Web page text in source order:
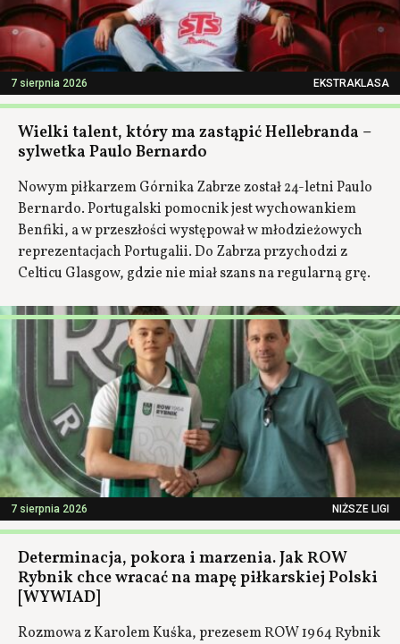
7 sierpnia 2026 EKSTRAKLASA
Wielki talent, który ma zastąpić Hellebranda –
sylwetka Paulo Bernardo
Nowym piłkarzem Górnika Zabrze został 24-letni Paulo
Bernardo. Portugalski pomocnik jest wychowankiem
Benfiki, a w przeszłości występował w młodzieżowych
reprezentacjach Portugalii. Do Zabrza przychodzi z
Celticu Glasgow, gdzie nie miał szans na regularną grę.
7 sierpnia 2026 NIŻSZE LIGI
Determinacja, pokora i marzenia. Jak ROW
Rybnik chce wracać na mapę piłkarskiej Polski
[WYWIAD]
Rozmowa z Karolem Kuśka, prezesem ROW 1964 Rybnik